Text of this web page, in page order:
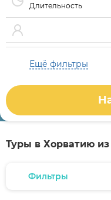
Длительность
Ещё фильтры
Туры в Хорватию
Фильтры